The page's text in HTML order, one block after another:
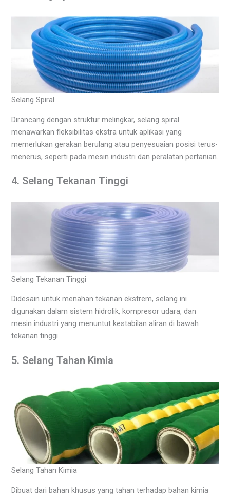
Selang Spiral
Dirancang dengan struktur melingkar, selang spiral
menawarkan fleksibilitas ekstra untuk aplikasi yang
memerlukan gerakan berulang atau penyesuaian posisi terus-
menerus, seperti pada mesin industri dan peralatan pertanian.
4. Selang Tekanan Tinggi
Selang Tekanan Tinggi
Didesain untuk menahan tekanan ekstrem, selang ini
digunakan dalam sistem hidrolik, kompresor udara, dan
mesin industri yang menuntut kestabilan aliran di bawah
tekanan tinggi.
5. Selang Tahan Kimia
Selang Tahan Kimia
Dibuat dari bahan khusus yang tahan terhadap bahan kimia